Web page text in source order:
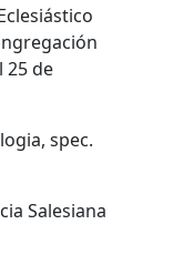
25 de
spec.
Salesiana